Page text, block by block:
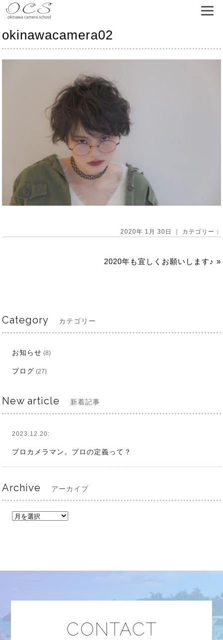
okinawacamera02
2020年 1月 30日 ｜ カテゴリー：
2020年も宜しくお願いします♪ »
Category カテゴリー
お知らせ (8)
ブログ (27)
New article 新着記事
2023.12.20:
プロカメラマン。プロの定義って？
Archive アーカイブ
CONTACT